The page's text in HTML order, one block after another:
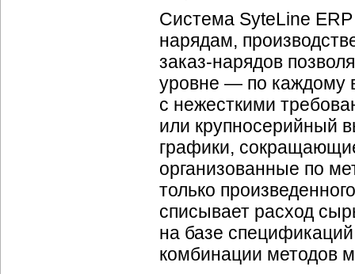
Система SyteLine ERP
нарядам,
заказ-нарядов
уровне — по каждому
с нежесткими
или крупносерийный
графики,
организованные по
только
списывает расход
на базе
комбинации методов